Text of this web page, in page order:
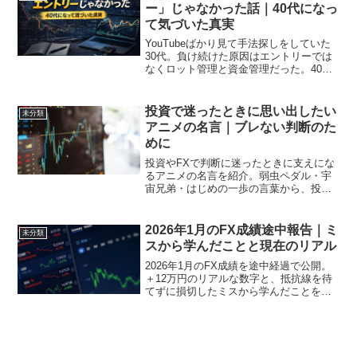
ー」じゃなかった話｜40代になっ
て気づいた真実
YouTubeばかり見て手法探しをしていた
30代。負け続けた原因はエントリーでは
なくロット管理と資金管理だった。40代
未分類
投資で迷ったときに思い出したい
アニメの名言｜ブレない判断のた
めに
投資やFXで判断に迷ったときに支えにな
るアニメの名言を紹介。弱虫ペダル・宇
宙兄弟・はじめの一歩の言葉から、投資
未分類
2026年1月のFX成績途中報告｜ミ
スから学んだことと現在のリアル
2026年1月のFX成績を途中経過で公開。
＋12万円のリアルな数字と、抵抗線を待
てずに損切したミスから学んだことを正